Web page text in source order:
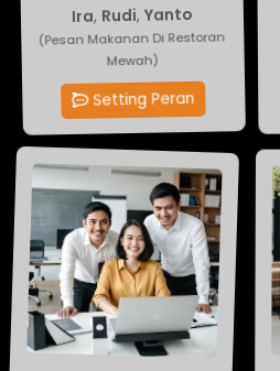
Ira,Rudi,Yanto
(Pesan Makanan Di Restoran
Mewah)
Setting Peran